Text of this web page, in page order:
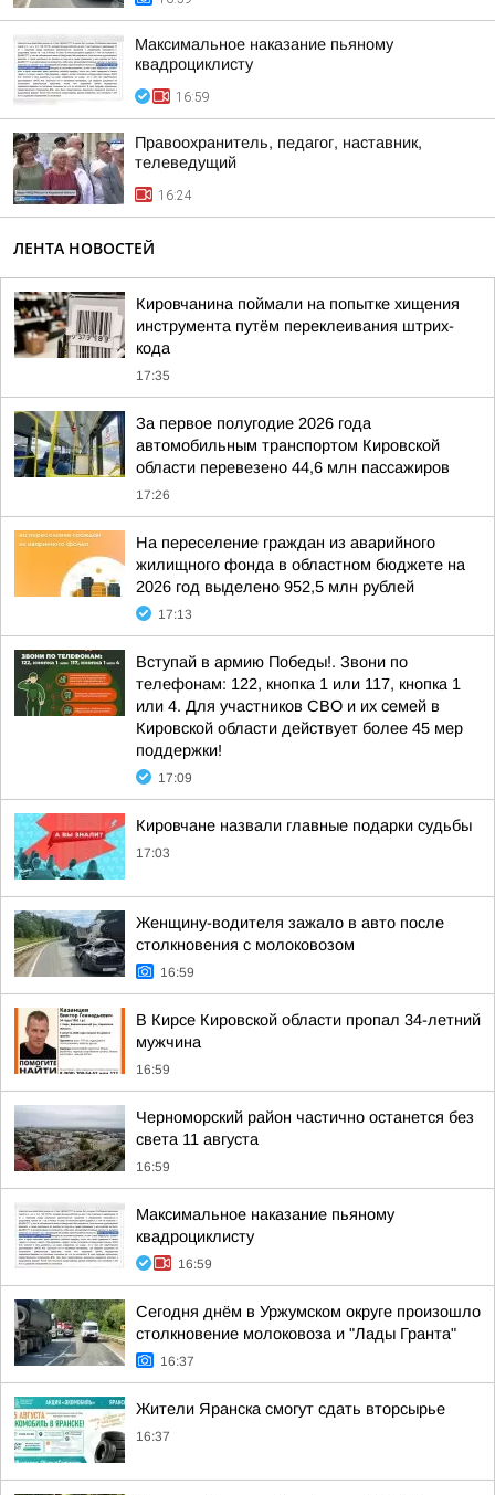
Максимальное наказание пьяному
квадроциклисту
16:59
Правоохранитель, педагог, наставник,
телеведущий
16:24
ЛЕНТА НОВОСТЕЙ
Кировчанина поймали на попытке хищения
инструмента путём переклеивания штрих-
кода
17:35
За первое полугодие 2026 года
автомобильным транспортом Кировской
области перевезено 44,6 млн пассажиров
17:26
На переселение граждан из аварийного
жилищного фонда в областном бюджете на
2026 год выделено 952,5 млн рублей
17:13
Вступай в армию Победы!. Звони по
телефонам: 122, кнопка 1 или 117, кнопка 1
или 4. Для участников СВО и их семей в
Кировской области действует более 45 мер
поддержки!
17:09
Кировчане назвали главные подарки судьбы
17:03
Женщину-водителя зажало в авто после
столкновения с молоковозом
16:59
В Кирсе Кировской области пропал 34-летний
мужчина
16:59
Черноморский район частично останется без
света 11 августа
16:59
Максимальное наказание пьяному
квадроциклисту
16:59
Сегодня днём в Уржумском округе произошло
столкновение молоковоза и "Лады Гранта"
16:37
Жители Яранска смогут сдать вторсырье
16:37